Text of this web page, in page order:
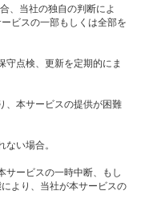
、当社の独自の判断によ
ビスの一部もしくは全部を
守点検、更新を定期的にま
、本サービスの提供が困難
い場合。
サービスの一時中断、もし
より、当社が本サービスの